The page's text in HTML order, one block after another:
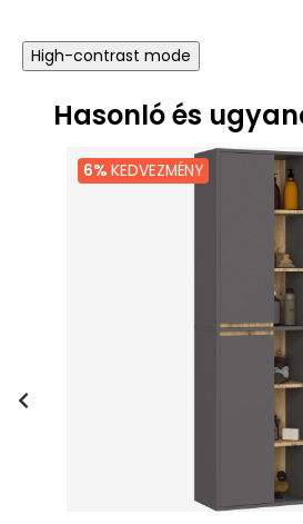
High-contrast mode
Hasonló és
6% KEDVEZMÉNY